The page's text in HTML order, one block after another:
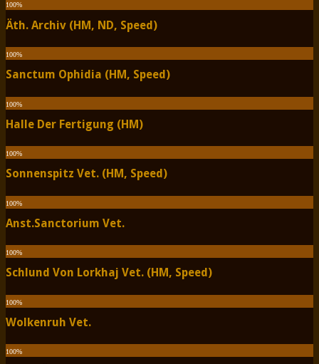
100%
Äth. Archiv (HM, ND, Speed)
100%
Sanctum Ophidia (HM, Speed)
100%
Halle Der Fertigung (HM)
100%
Sonnenspitz Vet. (HM, Speed)
100%
Anst.Sanctorium Vet.
100%
Schlund Von Lorkhaj Vet. (HM, Speed)
100%
Wolkenruh Vet.
100%